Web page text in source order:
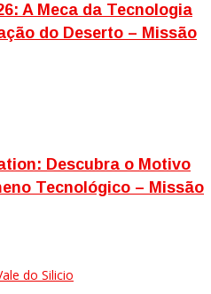
A Meca da Tecnologia
do Deserto – Missão
Descubra o Motivo
Tecnológico – Missão